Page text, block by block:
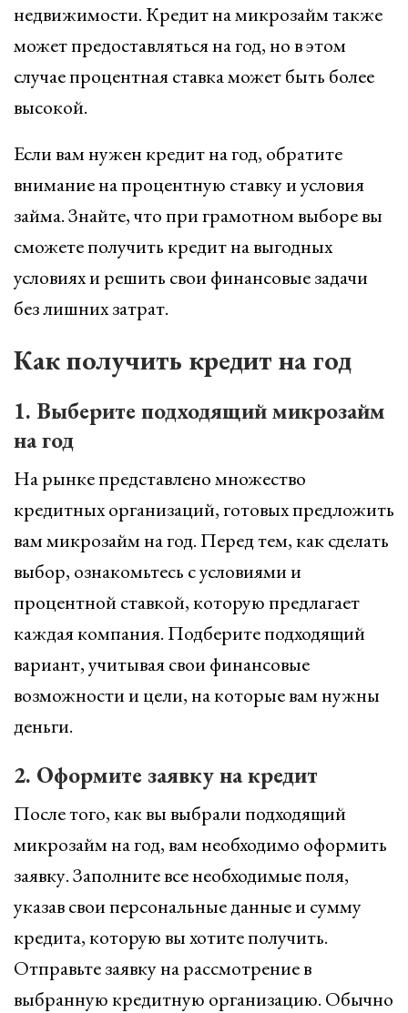
недвижимости. Кредит на микрозайм также
может предоставляться на год, но в этом
случае процентная ставка может быть более
высокой.
Если вам нужен кредит на год, обратите
внимание на процентную ставку и условия
займа. Знайте, что при грамотном выборе вы
сможете получить кредит на выгодных
условиях и решить свои финансовые задачи
без лишних затрат.
Как получить кредит на год
1. Выберите подходящий микрозайм
на год
На рынке представлено множество
кредитных организаций, готовых предложить
вам микрозайм на год. Перед тем, как сделать
выбор, ознакомьтесь с условиями и
процентной ставкой, которую предлагает
каждая компания. Подберите подходящий
вариант, учитывая свои финансовые
возможности и цели, на которые вам нужны
деньги.
2. Оформите заявку на кредит
После того, как вы выбрали подходящий
микрозайм на год, вам необходимо оформить
заявку. Заполните все необходимые поля,
указав свои персональные данные и сумму
кредита, которую вы хотите получить.
Отправьте заявку на рассмотрение в
выбранную кредитную организацию. Обычно